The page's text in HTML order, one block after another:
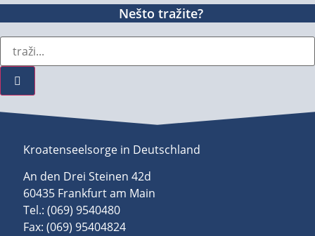
Nešto tražite?
Kroatenseelsorge in Deutschland
An den Drei Steinen 42d
60435 Frankfurt am Main
Tel.: (069) 9540480
Fax: (069) 95404824